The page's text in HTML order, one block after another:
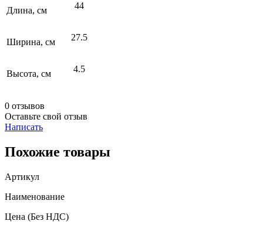
Длина, см 44
Ширина, см 27.5
Высота, см 4.5
0 отзывов
Оставьте свой отзыв
Написать
Похожие товары
Артикул
Наименование
Цена (Без НДС)